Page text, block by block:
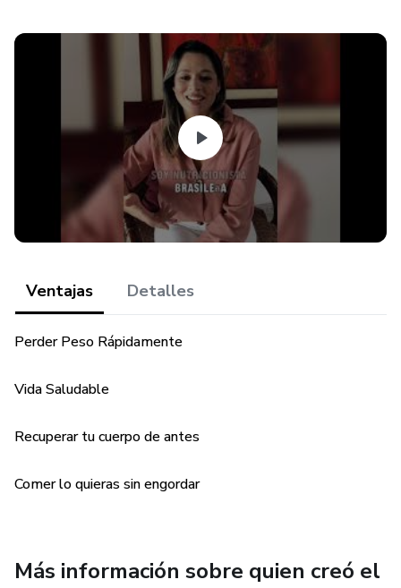
de que tú podrías ser la siguiente.
Ventajas Detalles
Perder Peso Rápidamente
Vida Saludable
Recuperar tu cuerpo de antes
Comer lo quieras sin engordar
Más información sobre quien creó el